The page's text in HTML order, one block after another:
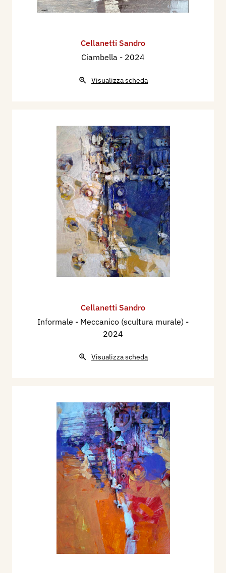
Cellanetti Sandro
Ciambella - 2024
Visualizza scheda
Cellanetti Sandro
Informale - Meccanico (scultura murale) -
2024
Visualizza scheda